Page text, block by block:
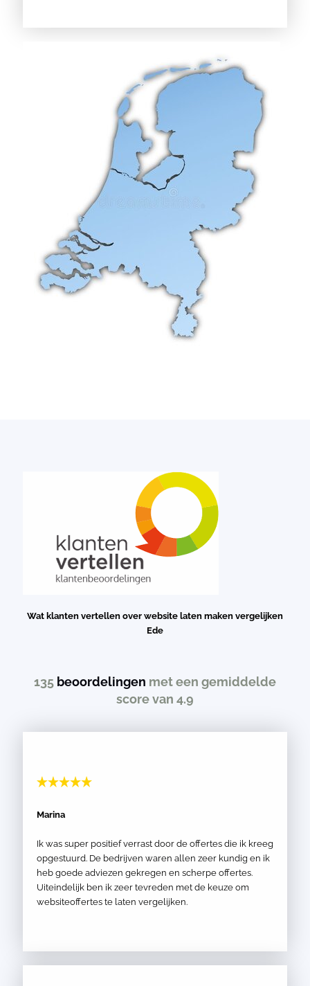
Wat klanten vertellen over website laten maken vergelijken
Ede
135 beoordelingen met een gemiddelde
score van 4.9
Marina
Ik was super positief verrast door de offertes die ik kreeg
opgestuurd. De bedrijven waren allen zeer kundig en ik
heb goede adviezen gekregen en scherpe offertes.
Uiteindelijk ben ik zeer tevreden met de keuze om
websiteoffertes te laten vergelijken.